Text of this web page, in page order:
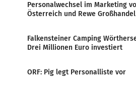
Personalwechsel im Marketing
Österreich und Rewe Großhandel
Falkensteiner Camping
Drei Millionen Euro investiert
ORF: Pig legt Personalliste vor